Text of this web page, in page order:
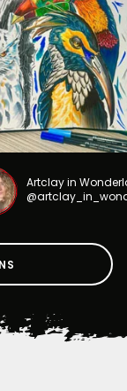
Artclay in